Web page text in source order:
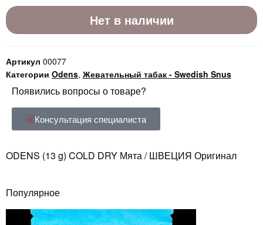
Нет в наличии
Артикул 00077
Категории Odens, Жевательный табак - Swedish Snus
Появились вопросы о товаре?
Консультация специалиста
ODENS (13 g) COLD DRY Мята / ШВЕЦИЯ Оригинал
Популярное